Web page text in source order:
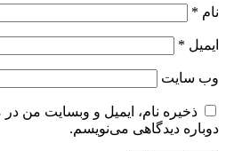
نام *
ایمیل *
وب‌ سایت
ذخیره نام، ایمیل و وبسایت من
دوباره دیدگاهی می‌نویسم.